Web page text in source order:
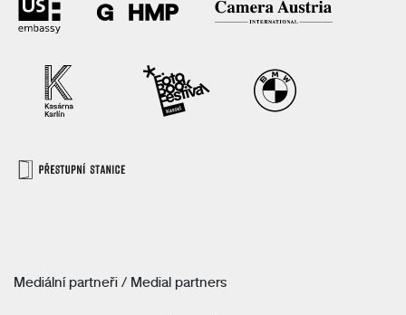
Mediální partneři / Medial partners